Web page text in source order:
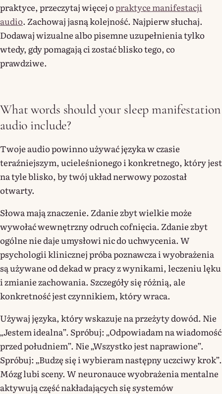
praktyce, przeczytaj więcej opraktyce manifestacji
audio. Zachowaj jasną kolejność. Najpierw słuchaj.
Dodawaj wizualne albo pisemne uzupełnienia tylko
wtedy, gdy pomagają ci zostać blisko tego, co
prawdziwe.
What words should your sleep manifestation
audio include?
Twoje audio powinno używać języka w czasie
teraźniejszym, ucieleśnionego i konkretnego, który jest
na tyle blisko, by twój układ nerwowy pozostał
otwarty.
Słowa mają znaczenie. Zdanie zbyt wielkie może
wywołać wewnętrzny odruch cofnięcia. Zdanie zbyt
ogólne nie daje umysłowi nic do uchwycenia. W
psychologii klinicznej próba poznawcza i wyobrażenia
są używane od dekad w pracy z wynikami, leczeniu lęku
i zmianie zachowania. Szczegóły się różnią, ale
konkretność jest czynnikiem, który wraca.
Używaj języka, który wskazuje na przeżyty dowód. Nie
„Jestem idealna”. Spróbuj: „Odpowiadam na wiadomość
przed południem”. Nie „Wszystko jest naprawione”.
Spróbuj: „Budzę się i wybieram następny uczciwy krok”.
Mózg lubi sceny. W neuronauce wyobrażenia mentalne
aktywują część nakładających się systemów